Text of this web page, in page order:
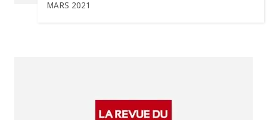
MARS 2021